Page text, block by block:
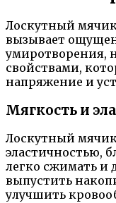
Лоскутный
вызывает
умиротворения,
свойствами,
напряжение и
Мягкость и
Лоскутный
эластичностью,
легко сжимать и
выпустить
улучшить